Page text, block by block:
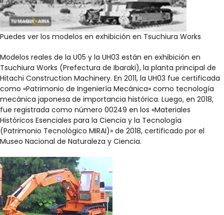
Puedes ver los modelos en exhibición en Tsuchiura Works
Modelos reales de la U05 y la UH03 están en exhibición en
Tsuchiura Works (Prefectura de Ibaraki), la planta principal de
Hitachi Construction Machinery. En 2011, la UH03 fue certificada
como «Patrimonio de Ingeniería Mecánica» como tecnología
mecánica japonesa de importancia histórica. Luego, en 2018,
fue registrada como número 00249 en los «Materiales
Históricos Esenciales para la Ciencia y la Tecnología
(Patrimonio Tecnológico MIRAI)» de 2018, certificado por el
Museo Nacional de Naturaleza y Ciencia.